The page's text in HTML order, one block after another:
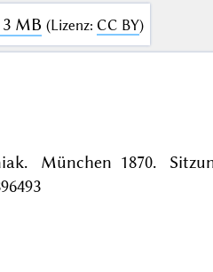
3 MB (Lizenz: CC BY)
München 1870.